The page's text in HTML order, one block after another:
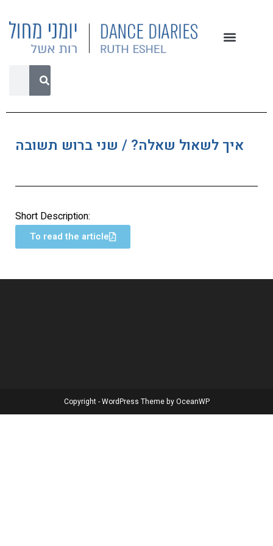
איך לשאול שאלה? / שני ברוש תשובה
Short Description:
To read the article
Copyright - WordPress Theme by OceanWP